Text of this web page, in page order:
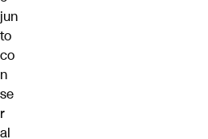
jun
to
co
n
se
r
al